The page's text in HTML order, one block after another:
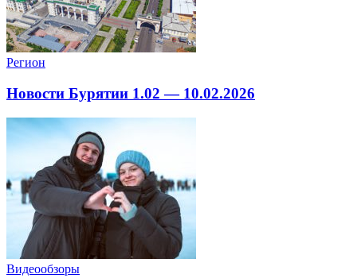
Регион
Новости Бурятии 1.02 — 10.02.2026
Видеообзоры